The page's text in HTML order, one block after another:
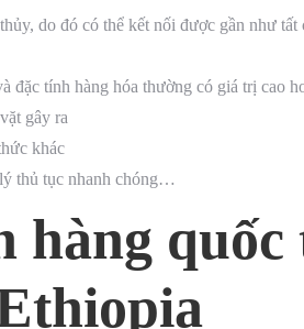
do đó có thể kết nối được gần như tất
đặc tính hàng hóa thường có giá trị cao
gây ra
khác
thủ tục nhanh chóng…
hàng quốc